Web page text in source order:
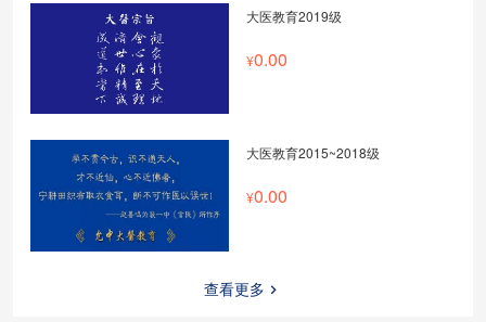
大医教育2019级
0.00
大医教育2015~2018级
0.00
查看更多